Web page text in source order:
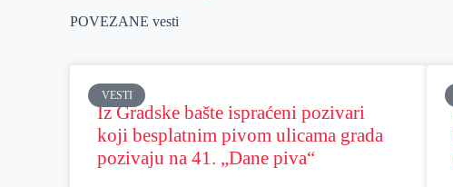
POVEZANE vesti
VESTI
Iz Gradske bašte ispraćeni pozivari
koji besplatnim pivom ulicama grada
pozivaju na 41. „Dane piva“